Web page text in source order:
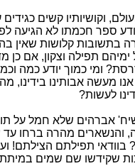
וקושיותיו קשים כגידים
ספר חכמתו לא הגיעה
בתשובות קלושות שאין
תפילה וצקון, אם כן
ומי כמוך יודע כמה
מעשה אבותינו בידינו,
לעשות?
אברהים שלא חמל על
והנשארים מהרה ברחו
בוודאי תפילתם הצילתם!
שקידשו שם שמים